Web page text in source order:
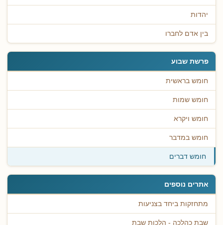
יהדות
בין אדם לחברו
פרשת שבוע
חומש בראשית
חומש שמות
חומש ויקרא
חומש במדבר
חומש דברים
אתרים נוספים
מתחזקות ביחד בצניעות
שבת כהלכה - הלכות שבת